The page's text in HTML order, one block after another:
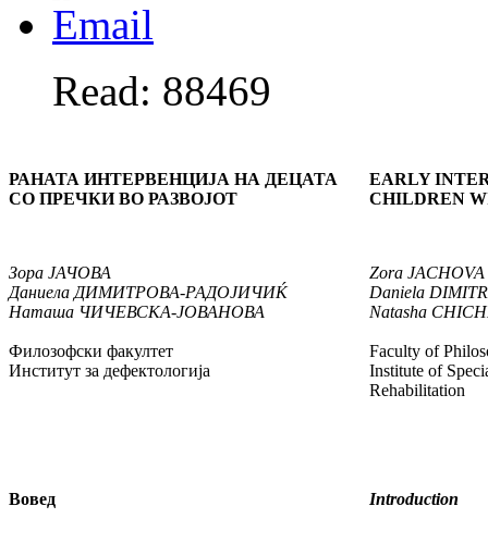
Read: 88469
РАНАТА ИНТЕРВЕНЦИЈА НА ДЕЦАТА
СО ПРЕЧКИ ВО РАЗВОЈОТ
Зора ЈАЧОВА
Даниела ДИМИТРОВА-РАДОЈИЧИЌ
Наташа ЧИЧЕВСКА-ЈОВАНОВА
Филозофски факултет
Институт за дефектологија
EARLY
CHILDREN
Zora JACHOVA
Daniela
Natasha
Faculty of
Institute of
Rehabilitation
Вовед Introduction